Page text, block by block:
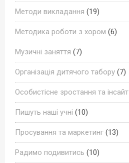
Методи викладання (19)
Методика роботи з хором (6)
Музичні заняття (7)
Організація дитячого табору (7)
Особистісне зростання та інсайт
Пишуть наші учні (10)
Просування та маркетинг (13)
Радимо подивитись (10)